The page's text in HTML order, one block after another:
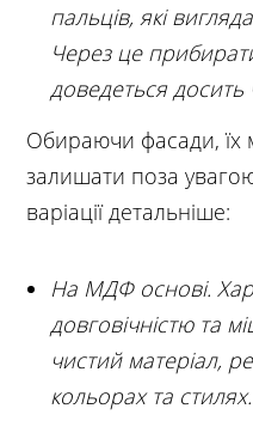
пальців, які
Через це
доведеться досить
Обираючи фасади, їх
залишати поза
варіації детальніше:
На МДФ основі.
довговічністю та
чистий матеріал,
кольорах та стилях.